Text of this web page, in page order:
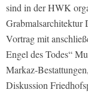
sind in der HWK
Grabmalsarchitektur
Vortrag mit
Engel des Todes“
Markaz-
Diskussion